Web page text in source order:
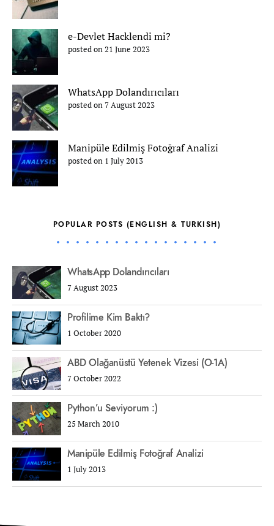
e-Devlet Hacklendi mi?
posted on 21 June 2023
WhatsApp Dolandırıcıları
posted on 7 August 2023
Manipüle Edilmiş Fotoğraf Analizi
posted on 1 July 2013
POPULAR POSTS (ENGLISH & TURKISH)
WhatsApp Dolandırıcıları
7 August 2023
Profilime Kim Baktı?
1 October 2020
ABD Olağanüstü Yetenek Vizesi (O-1A)
7 October 2022
Python’u Seviyorum :)
25 March 2010
Manipüle Edilmiş Fotoğraf Analizi
1 July 2013